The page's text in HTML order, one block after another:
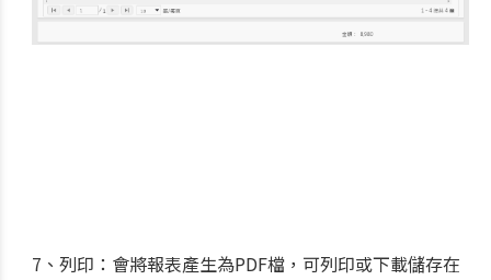
7、列印：會將報表產生為PDF檔，可列印或下載儲存在